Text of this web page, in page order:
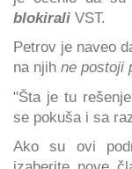
blokirali VST.
Petrov je naveo
na njih ne postoji
"Šta je tu
se pokuša i sa
Ako su ovi